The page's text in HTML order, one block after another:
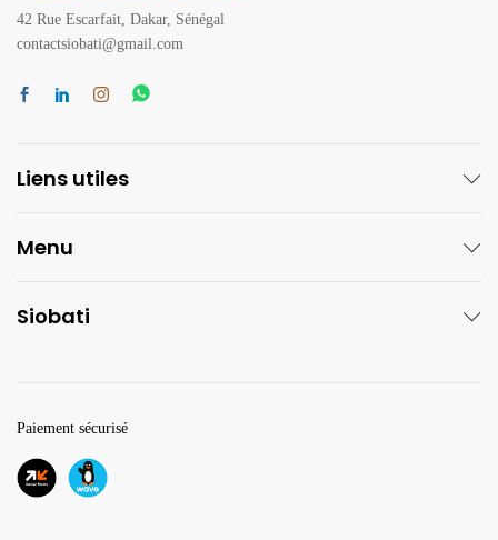
42 Rue Escarfait, Dakar, Sénégal
contactsiobati@gmail.com
Liens utiles
Menu
Siobati
Paiement sécurisé